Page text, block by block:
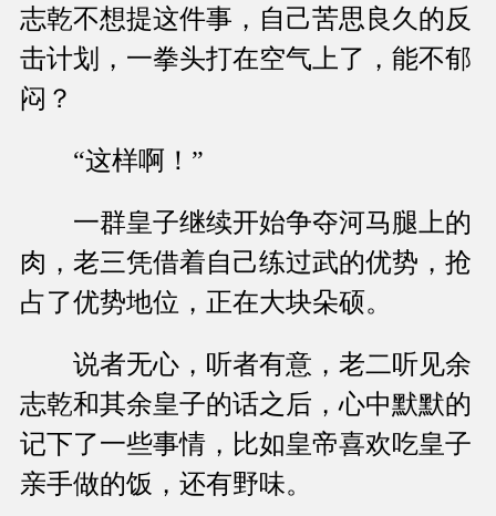
志乾不想提这件事，自己苦思良久的反
击计划，一拳头打在空气上了，能不郁
闷？
“这样啊！”
一群皇子继续开始争夺河马腿上的
肉，老三凭借着自己练过武的优势，抢
占了优势地位，正在大块朵硕。
说者无心，听者有意，老二听见余
志乾和其余皇子的话之后，心中默默的
记下了一些事情，比如皇帝喜欢吃皇子
亲手做的饭，还有野味。